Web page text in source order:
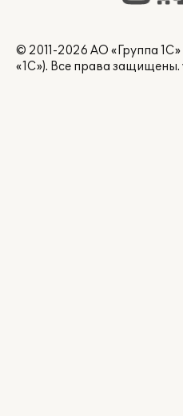
© 2011-2026 АО «Группа
«1С»). Все права защищены.